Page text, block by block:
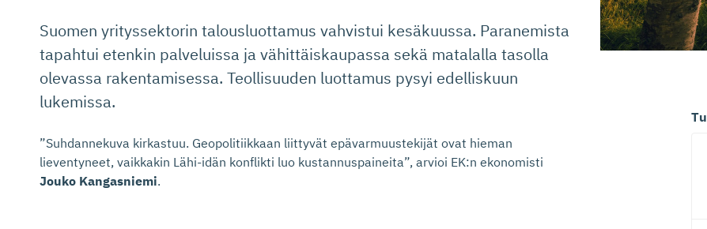
Suomen yrityssektorin talousluottamus vahvistui kesäkuussa. Paranemista
tapahtui etenkin palveluissa ja vähittäiskaupassa sekä matalalla tasolla
olevassa rakentamisessa. Teollisuuden luottamus pysyi edelliskuun
lukemissa.
”Suhdannekuva kirkastuu. Geopolitiikkaan liittyvät epävarmuustekijät ovat hieman
lieventyneet, vaikkakin Lähi-idän konflikti luo kustannuspaineita”, arvioi EK:n ekonomisti
Jouko Kangasniemi.